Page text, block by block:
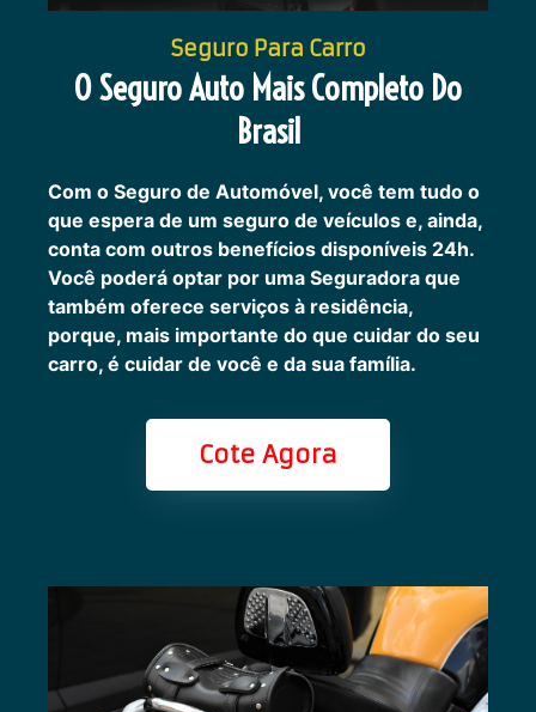
Seguro Para Carro
O Seguro Auto Mais Completo Do
Brasil
Com o Seguro de Automóvel, você tem tudo o
que espera de um seguro de veículos e, ainda,
conta com outros benefícios disponíveis 24h.
Você poderá optar por uma Seguradora que
também oferece serviços à residência,
porque, mais importante do que cuidar do seu
carro, é cuidar de você e da sua família.
Cote Agora